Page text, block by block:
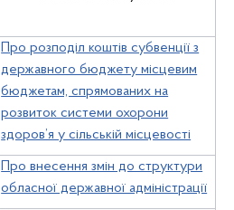
Про розподіл коштів субвенції з
державного бюджету місцевим
бюджетам, спрямованих на
розвиток системи охорони
здоров’я у сільській місцевості
Про внесення змін до структури
обласної державної адміністрації